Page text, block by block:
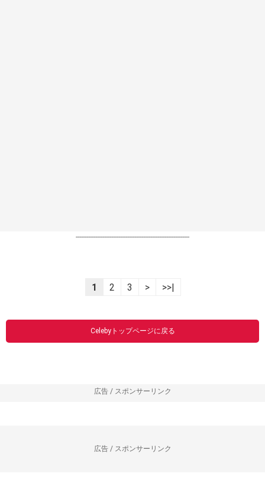
----------------------------------------------------------------
1 2 3 > >>|
Celebyトップページに戻る
広告 / スポンサーリンク
広告 / スポンサーリンク